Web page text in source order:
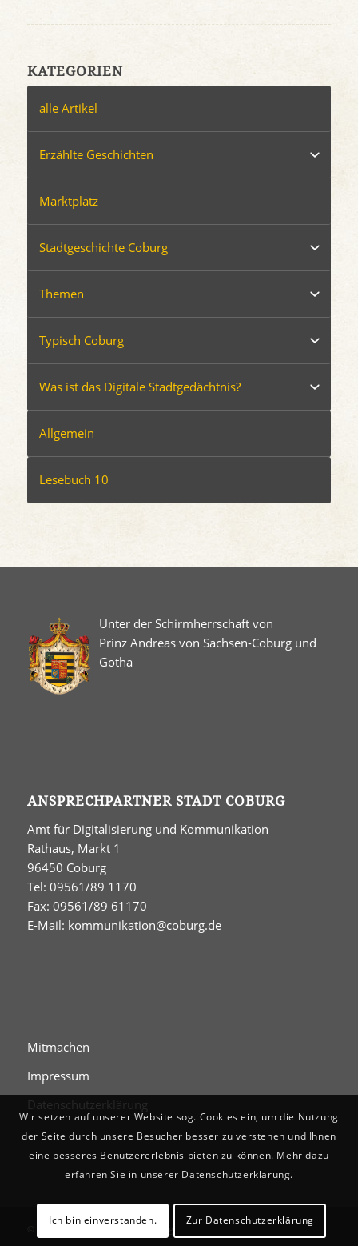
KATEGORIEN
alle Artikel
Erzählte Geschichten
Marktplatz
Stadtgeschichte Coburg
Themen
Typisch Coburg
Was ist das Digitale Stadtgedächtnis?
Allgemein
Lesebuch 10
Unter der Schirmherrschaft von
Prinz Andreas von Sachsen-Coburg und
Gotha
ANSPRECHPARTNER STADT COBURG
Amt für Digitalisierung und Kommunikation
Rathaus, Markt 1
96450 Coburg
Tel: 09561/89 1170
Fax: 09561/89 61170
E-Mail: kommunikation@coburg.de
Mitmachen
Impressum
Datenschutzerklärung
© Digitales Stadtgedächtnis Coburg
Wir setzen auf unserer Website sog. Cookies ein, um die Nutzung
der Seite durch unsere Besucher besser zu verstehen und Ihnen
eine besseres Benutzererlebnis bieten zu können. Mehr dazu
erfahren Sie in unserer Datenschutzerklärung.
Ich bin einverstanden. Zur Datenschutzerklärung